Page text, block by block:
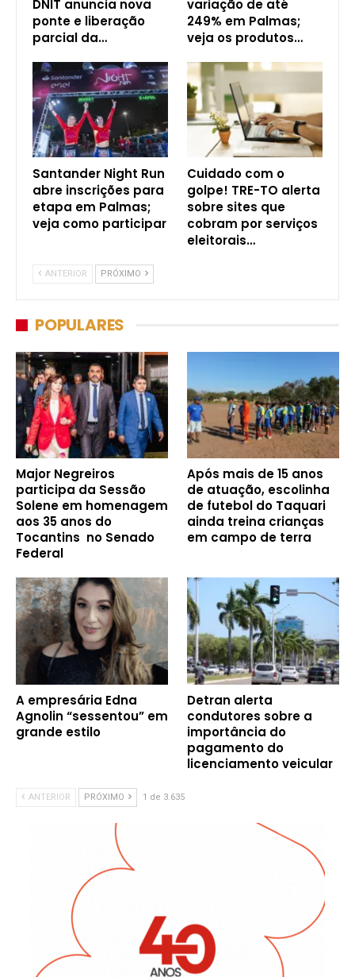
DNIT anuncia nova
ponte e liberação
parcial da…
variação de até
249% em Palmas;
veja os produtos…
Santander Night Run
abre inscrições para
etapa em Palmas;
veja como participar
Cuidado com o
golpe! TRE-TO alerta
sobre sites que
cobram por serviços
eleitorais…
ANTERIOR PRÓXIMO
POPULARES
Major Negreiros
participa da Sessão
Solene em homenagem
aos 35 anos do
Tocantins no Senado
Federal
Após mais de 15 anos
de atuação, escolinha
de futebol do Taquari
ainda treina crianças
em campo de terra
A empresária Edna
Agnolin “sessentou” em
grande estilo
Detran alerta
condutores sobre a
importância do
pagamento do
licenciamento veicular
ANTERIOR PRÓXIMO 1 de 3.635